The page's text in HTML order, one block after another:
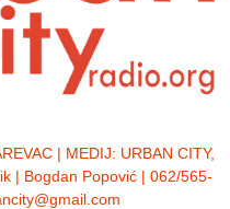
| MEDIJ: URBAN CITY,
| Bogdan Popović | 062/565-